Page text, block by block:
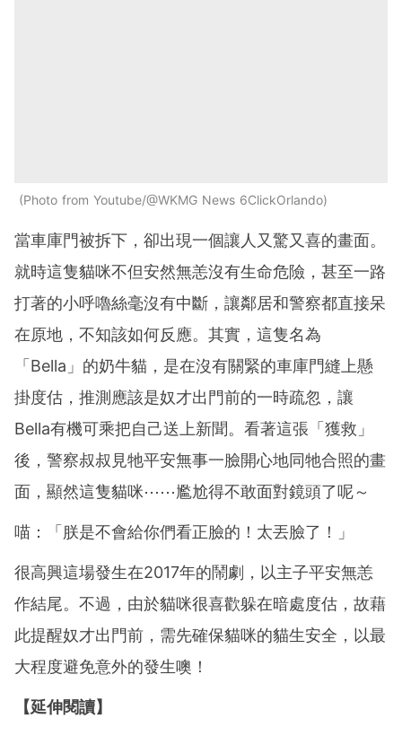
Photo from Youtube/@WKMG News 6ClickOrlando
當車庫門被拆下，卻出現一個讓人又驚又喜的畫面。
就時這隻貓咪不但安然無恙沒有生命危險，甚至一路
打著的小呼嚕絲毫沒有中斷，讓鄰居和警察都直接呆
在原地，不知該如何反應。其實，這隻名為
「Bella」的奶牛貓，是在沒有關緊的車庫門縫上懸
掛度估，推測應該是奴才出門前的一時疏忽，讓
Bella有機可乘把自己送上新聞。看著這張「獲救」
後，警察叔叔見牠平安無事一臉開心地同牠合照的畫
面，顯然這隻貓咪⋯⋯尷尬得不敢面對鏡頭了呢～
喵：「朕是不會給你們看正臉的！太丟臉了！」
很高興這場發生在2017年的鬧劇，以主子平安無恙
作結尾。不過，由於貓咪很喜歡躲在暗處度估，故藉
此提醒奴才出門前，需先確保貓咪的貓生安全，以最
大程度避免意外的發生噢！
【延伸閱讀】